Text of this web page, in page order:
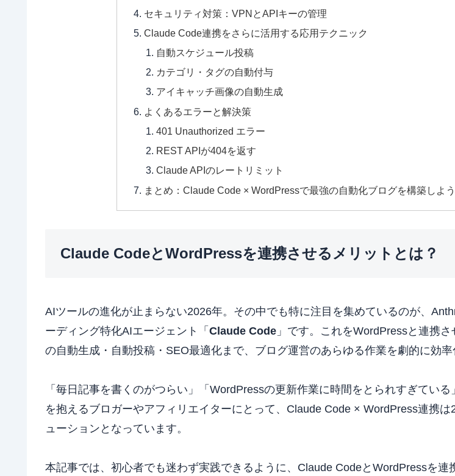
セキュリティ対策：VPNとAPIキーの管理
Claude Code連携をさらに活用する応用テクニック
自動スケジュール投稿
カテゴリ・タグの自動付与
アイキャッチ画像の自動生成
よくあるエラーと解決策
401 Unauthorized エラー
REST APIが404を返す
Claude APIのレートリミット
まとめ：Claude Code × WordPressで最強の自動化ブログを構築しよう
Claude CodeとWordPressを連携させるメリットとは？
AIツールの進化が止まらない2026年。その中でも特に注目を集めているのが、
ーディング特化AIエージェント「 Claude Code 」です。これをWordPressと連携
の自動生成・自動投稿・SEO最適化まで、ブログ運営のあらゆる作業を劇的に効率
「毎日記事を書くのがつらい」「WordPressの更新作業に時間をとられすぎてい
を抱えるブロガーやアフィリエイターにとって、Claude Code × WordPress連携は
ューションとなっています。
本記事では、初心者でも迷わず実践できるように、Claude CodeとWordPressを連